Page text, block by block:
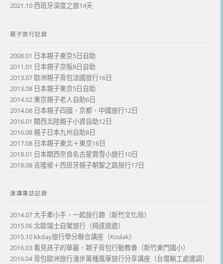
2021.10 西班牙深度之旅14天
親子旅行記錄
2008.01 日本親子東京5日自助
2011.01 日本親子京阪8日自助
2013.07 歐洲親子背包法國旅行16日
2013.08 日本親子東京5日自助
2014.02 東京親子老人自助6日
2014.08 日本親子四國、京都、中國旅行12日
2016.01 關西北陸親子小資自助12日
2016.08 親子日本九州自助8日
2017.08 日本親子東北＋東京16日
2018.01 日本關西奈良名古屋賞雪小旅行10日
2018.08 吉隆坡＋西班牙親子朝聖之路旅行17日
演講專訪記錄
2014.07 大手牽小手，一起旅行趣（新竹文化局）
2015.06 北歐瑞士自駕旅行（飛達旅遊）
2015.10 kkday旅行學分聯合講座（Kodak）
2016.03 看見孩子的華麗，親子背包行動教養（新竹東門國小）
2016.04 背包歐洲旅行漫步萬種風華旅行分享講座（台電輸工處邀請）